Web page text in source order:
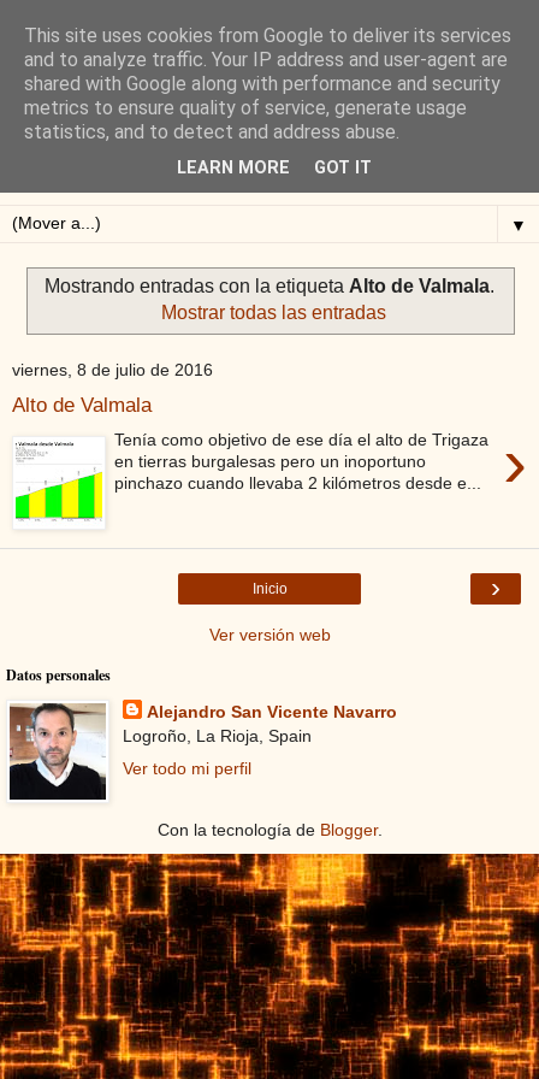
Blog de Alejandro San
Vicente
Blog sobre ciclismo: perfiles y altimetrías.
▼
Mostrando entradas con la etiqueta Alto de Valmala.
Mostrar todas las entradas
viernes, 8 de julio de 2016
Alto de Valmala
›
Tenía como objetivo de ese día el alto de Trigaza
en tierras burgalesas pero un inoportuno
pinchazo cuando llevaba 2 kilómetros desde e...
›
Inicio
Ver versión web
Datos personales
Alejandro San Vicente Navarro
Logroño, La Rioja, Spain
Ver todo mi perfil
Con la tecnología de Blogger.
This site uses cookies from Google to deliver its services
and to analyze traffic. Your IP address and user-agent are
shared with Google along with performance and security
metrics to ensure quality of service, generate usage
statistics, and to detect and address abuse.
LEARN MORE GOT IT